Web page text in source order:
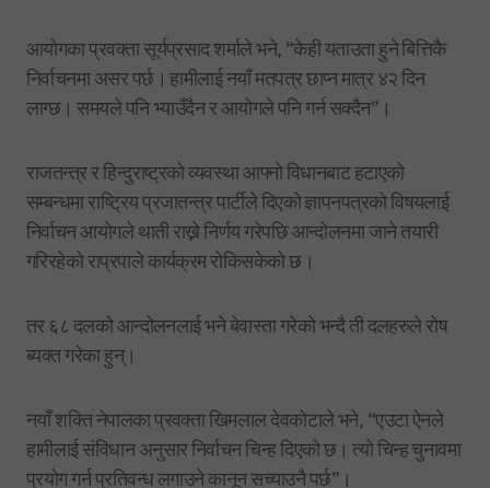
आयोगका प्रवक्ता सूर्यप्रसाद शर्माले भने, “केही यताउता हुने बित्तिकै
निर्वाचनमा असर पर्छ। हामीलाई नयाँ मतपत्र छाप्न मात्र ४२ दिन
लाग्छ। समयले पनि भ्याउँदैन र आयोगले पनि गर्न सक्दैन”।
राजतन्त्र र हिन्दुराष्ट्रको व्यवस्था आफ्नो विधानबाट हटाएको
सम्बन्धमा राष्ट्रिय प्रजातन्त्र पार्टीले दिएको ज्ञापनपत्रको विषयलाई
निर्वाचन आयोगले थाती राख्ने निर्णय गरेपछि आन्दोलनमा जाने तयारी
गरिरहेको राप्रपाले कार्यक्रम रोकिसकेको छ।
तर ६८ दलको आन्दोलनलाई भने बेवास्ता गरेको भन्दै ती दलहरुले रोष
ब्यक्त गरेका हुन्।
नयाँ शक्ति नेपालका प्रवक्ता खिमलाल देवकोटाले भने, “एउटा ऐनले
हामीलाई संविधान अनुसार निर्वाचन चिन्ह दिएको छ। त्यो चिन्ह चुनावमा
प्रयोग गर्न प्रतिवन्ध लगाउने कानून सच्याउनै पर्छ”।